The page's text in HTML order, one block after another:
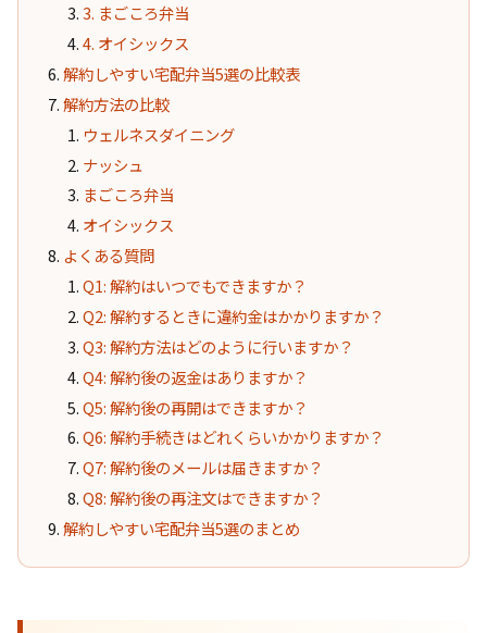
3. まごころ弁当
4. オイシックス
解約しやすい宅配弁当5選の比較表
解約方法の比較
ウェルネスダイニング
ナッシュ
まごころ弁当
オイシックス
よくある質問
Q1: 解約はいつでもできますか？
Q2: 解約するときに違約金はかかりますか？
Q3: 解約方法はどのように行いますか？
Q4: 解約後の返金はありますか？
Q5: 解約後の再開はできますか？
Q6: 解約手続きはどれくらいかかりますか？
Q7: 解約後のメールは届きますか？
Q8: 解約後の再注文はできますか？
解約しやすい宅配弁当5選のまとめ